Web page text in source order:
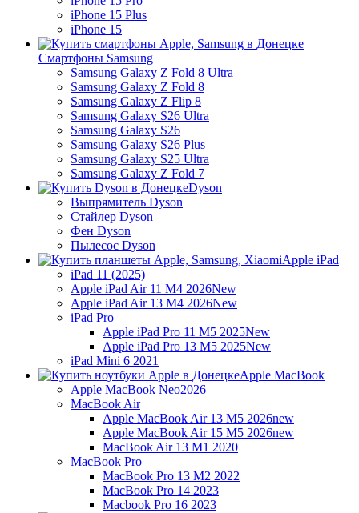
iPhone 15 Plus
iPhone 15
Смартфоны Samsung
Samsung Galaxy Z Fold 8 Ultra
Samsung Galaxy Z Fold 8
Samsung Galaxy Z Flip 8
Samsung Galaxy S26 Ultra
Samsung Galaxy S26
Samsung Galaxy S26 Plus
Samsung Galaxy S25 Ultra
Samsung Galaxy Z Fold 7
Dyson
Выпрямитель Dyson
Стайлер Dyson
Фен Dyson
Пылесос Dyson
Apple iPad
iPad 11 (2025)
Apple iPad Air 11 M4 2026New
Apple iPad Air 13 M4 2026New
iPad Pro
Apple iPad Pro 11 M5 2025New
Apple iPad Pro 13 M5 2025New
iPad Mini 6 2021
Apple MacBook
Apple MacBook Neo2026
MacBook Air
Apple MacBook Air 13 M5 2026new
Apple MacBook Air 15 M5 2026new
MacBook Air 13 M1 2020
MacBook Pro
MacBook Pro 13 M2 2022
MacBook Pro 14 2023
Macbook Pro 16 2023